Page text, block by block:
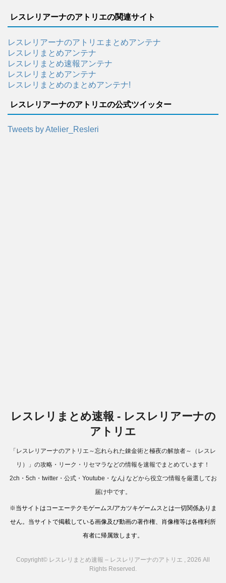
レスレリアーナのアトリエの関連サイト
レスレリアーナのアトリエまとめアンテナ
レスレリまとめアンテナ
レスレリまとめ速報アンテナ
レスレリまとめアンテナ
レスレリまとめのまとめアンテナ!
レスレリアーナのアトリエの公式ツイッター
Tweets by Atelier_Resleri
レスレリまとめ速報 - レスレリアーナの
アトリエ
「レスレリアーナのアトリエ～忘れられた錬金術と極夜の解放者～（レスレ
リ）」の攻略・リーク・リセマラなどの情報を速報でまとめています！
2ch・5ch・twitter・公式・Youtube・なんj などから役立つ情報を厳選してお
届け中です。
※当サイトはコーエーテクモゲームス/アカツキゲームスとは一切関係ありま
せん。当サイトで掲載している画像及び動画の著作権、肖像権等は各権利所
有者に帰属致します。
Copyright© レスレリまとめ速報 – レスレリアーナのアトリエ , 2026 All
Rights Reserved.